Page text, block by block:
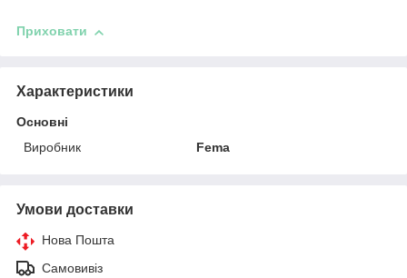
Приховати
Характеристики
Основні
Виробник
Fema
Умови доставки
Нова Пошта
Самовивіз